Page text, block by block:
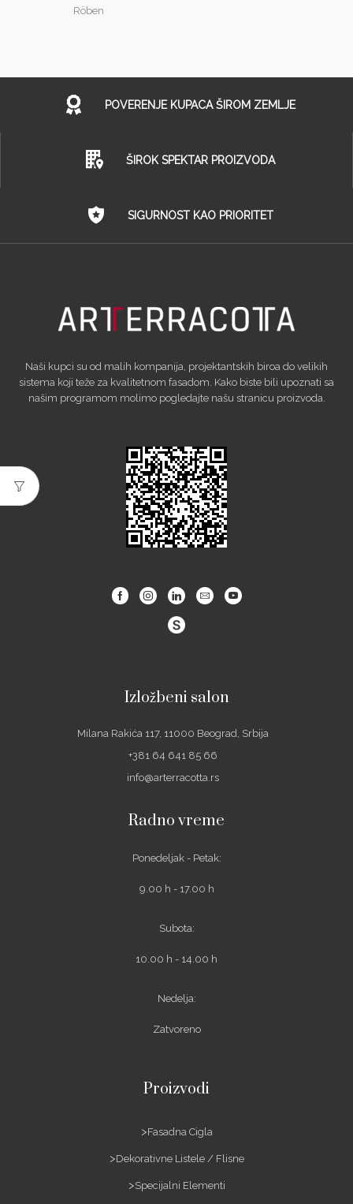
Röben
POVERENJE KUPACA ŠIROM ZEMLJE
ŠIROK SPEKTAR PROIZVODA
SIGURNOST KAO PRIORITET
Naši kupci su od malih kompanija, projektantskih biroa do velikih
sistema koji teže za kvalitetnom fasadom. Kako biste bili upoznati sa
našim programom molimo pogledajte našu stranicu proizvoda.
FacebookInstagramLinkedinEmail Youtube
Izložbeni salon
Milana Rakića 117, 11000 Beograd, Srbija
+381 64 641 85 66
info@arterracotta.rs
Radno vreme
Ponedeljak - Petak:
9.00 h - 17.00 h
Subota:
10.00 h - 14.00 h
Nedelja:
Zatvoreno
Proizvodi
Fasadna Cigla
Dekorativne Listele / Flisne
Specijalni Elementi